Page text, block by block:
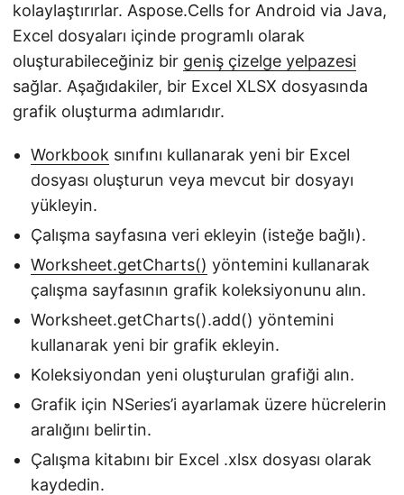
kolaylaştırırlar. Aspose.Cells for Android via Java,
Excel dosyaları içinde programlı olarak
oluşturabileceğiniz bir geniş çizelge yelpazesi
sağlar. Aşağıdakiler, bir Excel XLSX dosyasında
grafik oluşturma adımlarıdır.
Workbook sınıfını kullanarak yeni bir Excel
dosyası oluşturun veya mevcut bir dosyayı
yükleyin.
Çalışma sayfasına veri ekleyin (isteğe bağlı).
Worksheet.getCharts() yöntemini kullanarak
çalışma sayfasının grafik koleksiyonunu alın.
Worksheet.getCharts().add() yöntemini
kullanarak yeni bir grafik ekleyin.
Koleksiyondan yeni oluşturulan grafiği alın.
Grafik için NSeries’i ayarlamak üzere hücrelerin
aralığını belirtin.
Çalışma kitabını bir Excel .xlsx dosyası olarak
kaydedin.